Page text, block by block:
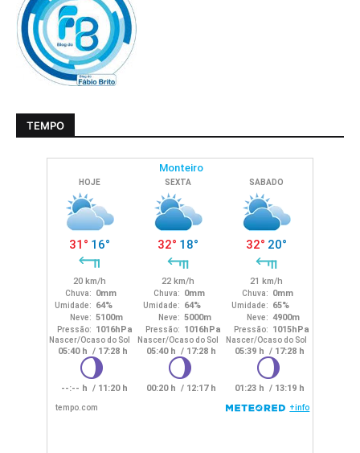
TEMPO